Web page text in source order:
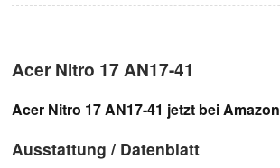
Acer Nitro 17 AN17-41
Acer Nitro 17 AN17-41 jetzt bei Amazon
Ausstattung / Datenblatt